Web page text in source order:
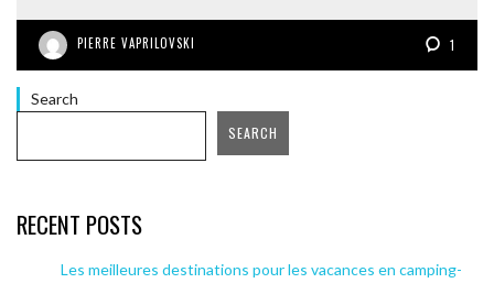
PIERRE VAPRILOVSKI 1
Search
SEARCH
RECENT POSTS
Les meilleures destinations pour les vacances en camping-